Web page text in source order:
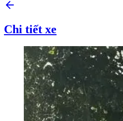
Chi tiết xe